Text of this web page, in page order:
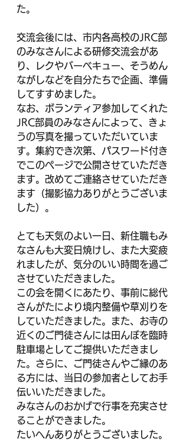
た。
交流会後には、市内各高校のJRC部
のみなさんによる研修交流会があ
り、レクやバーベキュー、そうめん
ながしなどを自分たちで企画、準備
してすすめました。
なお、ボランティア参加してくれた
JRC部員のみなさんによって、きょ
うの写真を撮っていただいていま
す。集約でき次第、パスワード付き
でこのページで公開させていただき
ます。改めてご連絡させていただき
ます（撮影協力ありがとうございま
した）。
とても天気のよい一日、新住職もみ
なさんも大変日焼けし、また大変疲
れましたが、気分のいい時間を過ご
させていただきました。
この会を開くにあたり、事前に総代
さんがたにより境内整備や草刈りを
していただきました。また、お寺の
近くのご門徒さんには田んぼを臨時
駐車場としてご提供いただきまし
た。さらに、ご門徒さんやご縁のあ
る方には、当日の参加者としてお手
伝いいただきました。
みなさんのおかげで行事を充実させ
ることができました。
たいへんありがとうございました。